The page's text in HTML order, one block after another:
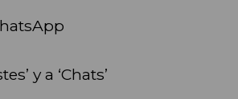
y a ‘Chats’